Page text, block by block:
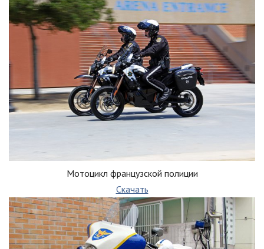
Мотоцикл французской полиции
Скачать